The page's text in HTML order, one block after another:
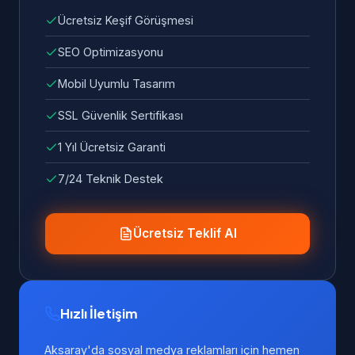
Ücretsiz Keşif Görüşmesi
SEO Optimizasyonu
Mobil Uyumlu Tasarım
SSL Güvenlik Sertifikası
1 Yıl Ücretsiz Garanti
7/24 Teknik Destek
Ücretsiz Teklif Al
Hızlı İletişim
Aksaray'da sosyal medya reklamları için hemen